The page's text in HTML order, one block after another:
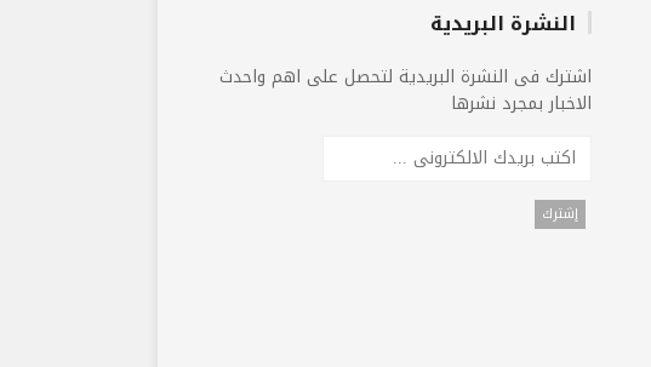
النشرة البريدية
اشترك فى النشرة البريدية لتحصل على اهم واحدث
الاخبار بمجرد نشرها